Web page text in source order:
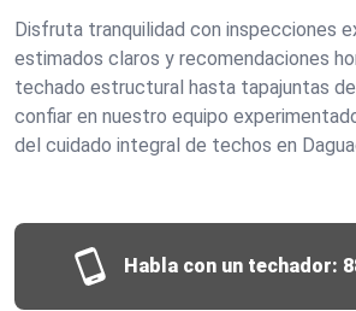
Disfruta tranquilidad con inspecciones
estimados claros y recomendaciones
techado estructural hasta tapajuntas
confiar en nuestro equipo
del cuidado integral de techos en
Habla con un techador: